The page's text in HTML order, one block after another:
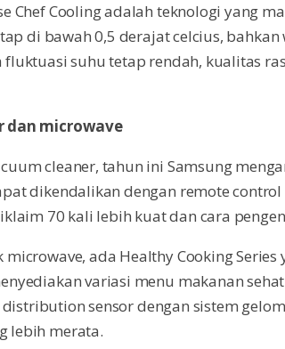
Chef Cooling adalah teknologi yang
di bawah 0,5 derajat celcius,
fluktuasi suhu tetap rendah, kualitas
dan microwave
cleaner, tahun ini Samsung
dikendalikan dengan remote
70 kali lebih kuat dan cara
microwave, ada Healthy Cooking
variasi menu makanan
sensor dengan sistem
lebih merata.